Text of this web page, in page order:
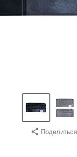
Поделиться